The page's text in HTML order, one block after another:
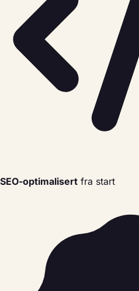
SEO-optimalisert fra start